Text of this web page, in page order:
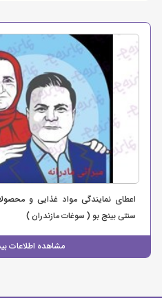
اعطای نمایندگی مواد غذایی و
سنتی بینج بو ( سوغات مازندران )
مشاهده اطلاعات